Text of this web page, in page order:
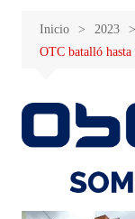
Inicio 2023
OTC batalló